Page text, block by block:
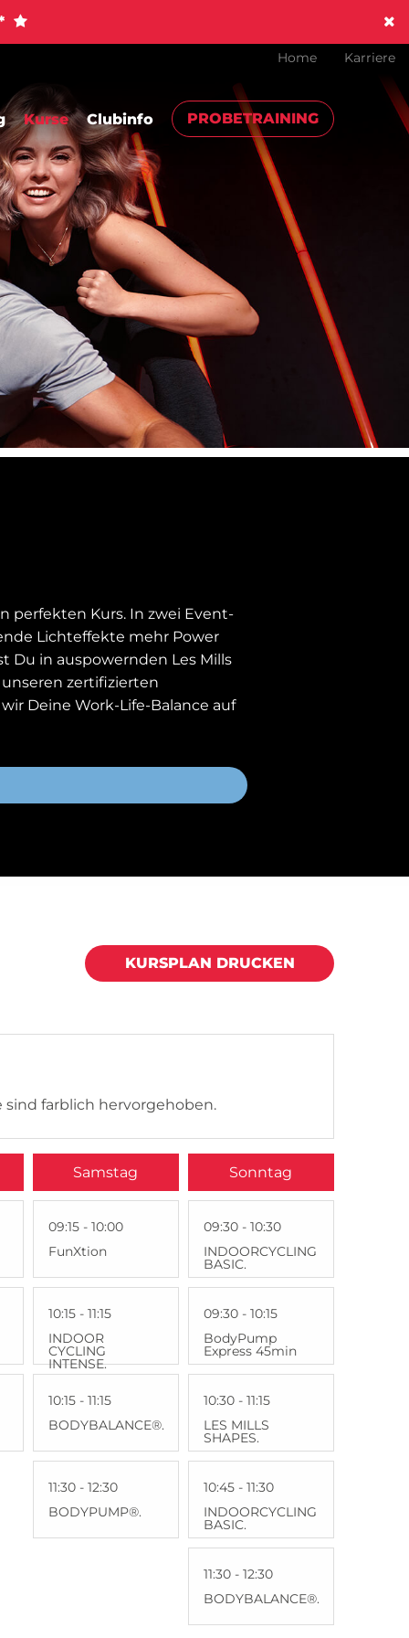
Home Karriere
Kurse Clubinfo PROBETRAINING
perfekten Kurs. In zwei Event-
Lichteffekte mehr Power
Du in auspowernden Les Mills
zertifizierten
Deine Work-Life-Balance auf
KURSPLAN DRUCKEN
sind farblich hervorgehoben.
Samstag
09:15 - 10:00
FunXtion
10:15 - 11:15
INDOOR
CYCLING
INTENSE.
10:15 - 11:15
BODYBALANCE®.
11:30 - 12:30
BODYPUMP®.
Sonntag
09:30 - 10:30
INDOORCYCLING
BASIC.
09:30 - 10:15
BodyPump
Express 45min
10:30 - 11:15
LES MILLS
SHAPES.
10:45 - 11:30
INDOORCYCLING
BASIC.
11:30 - 12:30
BODYBALANCE®.